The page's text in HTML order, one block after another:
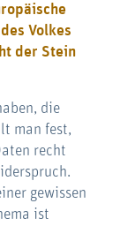
Volkes
der Stein
die
man fest,
recht
gewissen
ist